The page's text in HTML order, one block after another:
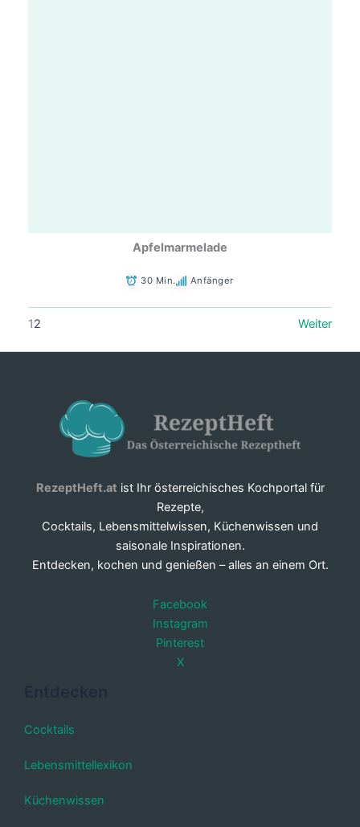
Apfelmarmelade
30 Min. Anfänger
12 Weiter
RezeptHeft.at ist Ihr österreichisches Kochportal für
Rezepte,
Cocktails, Lebensmittelwissen, Küchenwissen und
saisonale Inspirationen.
Entdecken, kochen und genießen – alles an einem Ort.
Facebook
Instagram
Pinterest
X
Cocktails
Lebensmittellexikon
Küchenwissen